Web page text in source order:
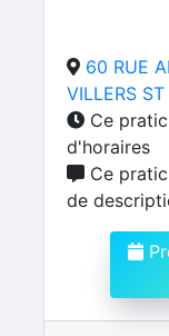
60 RUE
VILLERS
Ce
d'horaires
Ce
de